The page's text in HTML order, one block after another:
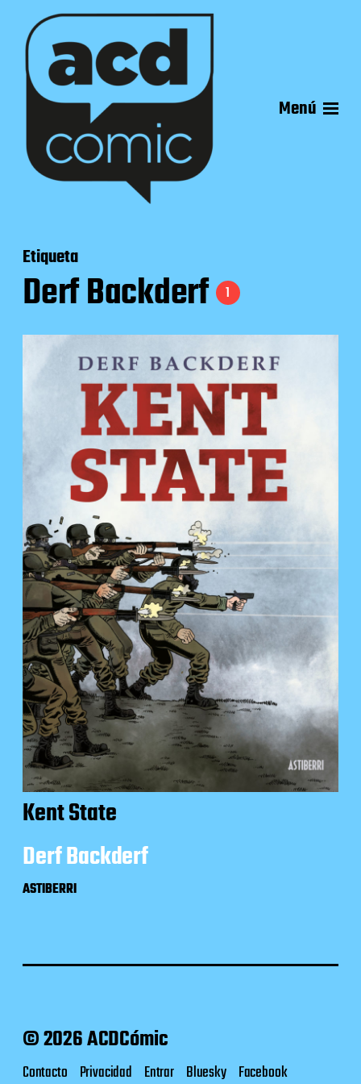
Menú
Etiqueta
Derf Backderf 1
Kent State
Derf Backderf
ASTIBERRI
© 2026 ACDCómic
Contacto Privacidad Entrar Bluesky Facebook